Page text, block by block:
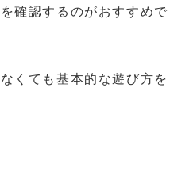
確認するのがおすすめで
くても基本的な遊び方を